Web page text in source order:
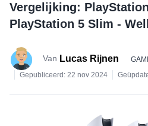
Vergelijking:
PlayStation 5 Slim -
Van Lucas Rijnen
Gepubliceerd: 22 nov 2024